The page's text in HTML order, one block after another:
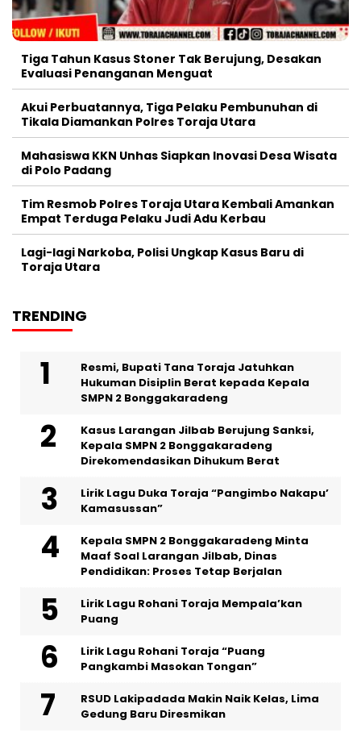
Tiga Tahun Kasus Stoner Tak Berujung, Desakan
Evaluasi Penanganan Menguat
Akui Perbuatannya, Tiga Pelaku Pembunuhan di
Tikala Diamankan Polres Toraja Utara
Mahasiswa KKN Unhas Siapkan Inovasi Desa Wisata
di Polo Padang
Tim Resmob Polres Toraja Utara Kembali Amankan
Empat Terduga Pelaku Judi Adu Kerbau
Lagi-lagi Narkoba, Polisi Ungkap Kasus Baru di
Toraja Utara
TRENDING
Resmi, Bupati Tana Toraja Jatuhkan
Hukuman Disiplin Berat kepada Kepala
SMPN 2 Bonggakaradeng
Kasus Larangan Jilbab Berujung Sanksi,
Kepala SMPN 2 Bonggakaradeng
Direkomendasikan Dihukum Berat
Lirik Lagu Duka Toraja “Pangimbo Nakapu’
Kamasussan”
Kepala SMPN 2 Bonggakaradeng Minta
Maaf Soal Larangan Jilbab, Dinas
Pendidikan: Proses Tetap Berjalan
Lirik Lagu Rohani Toraja Mempala’kan
Puang
Lirik Lagu Rohani Toraja “Puang
Pangkambi Masokan Tongan”
RSUD Lakipadada Makin Naik Kelas, Lima
Gedung Baru Diresmikan